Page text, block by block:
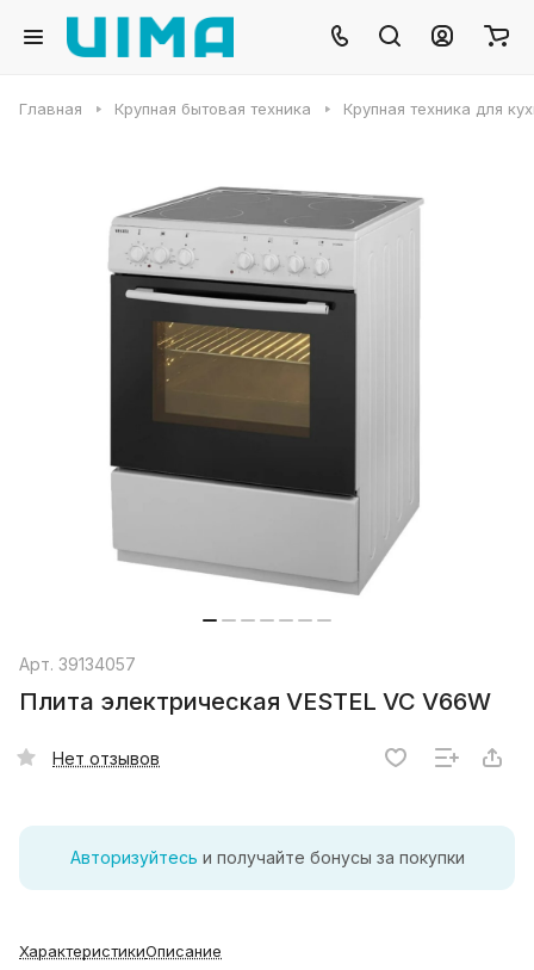
Главная Крупная бытовая техника Крупная техника для
Арт. 39134057
Плита электрическая VESTEL VC V66W
Нет отзывов
Авторизуйтесь и получайте бонусы за покупки
ХарактеристикиОписание